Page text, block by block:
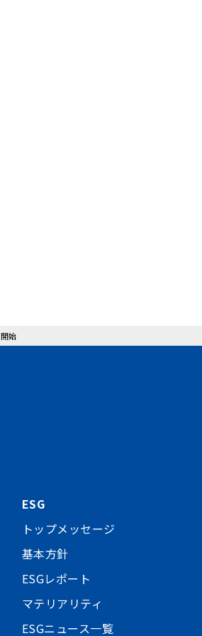
始
ESG
トップメッセージ
基本方針
ESGレポート
マテリアリティ
ESGニュース一覧